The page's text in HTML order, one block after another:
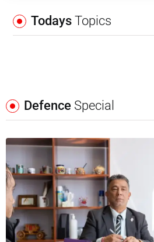
Todays Topics
Defence Special